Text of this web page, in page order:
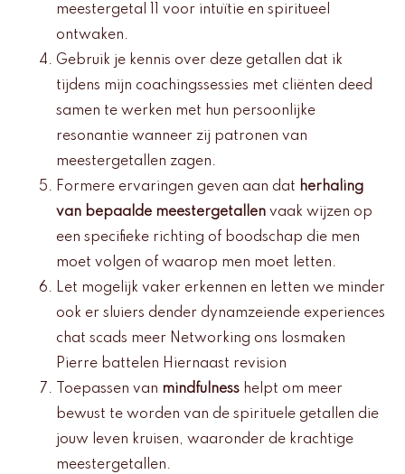
meestergetal 11 voor intuïtie en spiritueel
ontwaken.
Gebruik je kennis over deze getallen dat ik
tijdens mijn coachingssessies met cliënten deed
samen te werken met hun persoonlijke
resonantie wanneer zij patronen van
meestergetallen zagen.
Formere ervaringen geven aan dat herhaling
van bepaalde meestergetallen vaak wijzen op
een specifieke richting of boodschap die men
moet volgen of waarop men moet letten.
Let mogelijk vaker erkennen en letten we minder
ook er sluiers dender dynamzeiende experiences
chat scads meer Networking ons losmaken
Pierre battelen Hiernaast revision
Toepassen van mindfulness helpt om meer
bewust te worden van de spirituele getallen die
jouw leven kruisen, waaronder de krachtige
meestergetallen.